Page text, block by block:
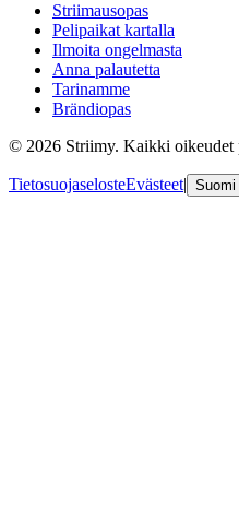
Striimausopas
Pelipaikat kartalla
Ilmoita ongelmasta
Anna palautetta
Tarinamme
Brändiopas
© 2026 Striimy. Kaikki oikeudet
TietosuojaselosteEvästeet| Suomi